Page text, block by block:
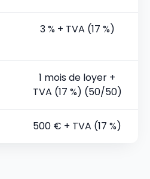
3 % + TVA (17 %)
1 mois de loyer +
TVA (17 %) (50/50)
500 € + TVA (17 %)